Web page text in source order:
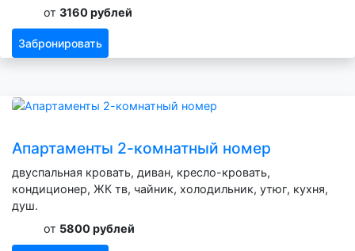
от 3160 рублей
Забронировать
Апартаменты 2-комнатный номер
двуспальная кровать, диван, кресло-кровать,
кондиционер, ЖК тв, чайник, холодильник, утюг, кухня,
душ.
от 5800 рублей